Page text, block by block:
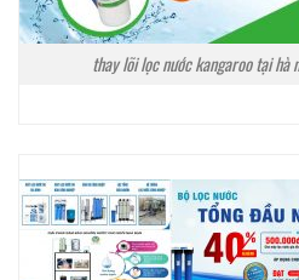
thay lõi lọc nước kangaroo tại hà